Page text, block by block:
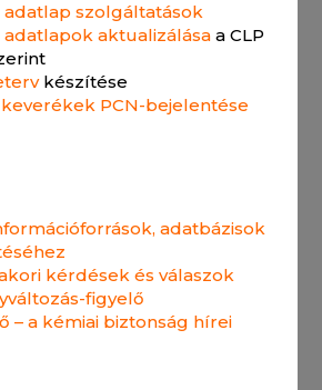
adatlap szolgáltatások
adatlapok aktualizálása a CLP
készítése
PCN-bejelentése
adatbázisok
kérdések és válaszok
figyelő
– a kémiai biztonság hírei